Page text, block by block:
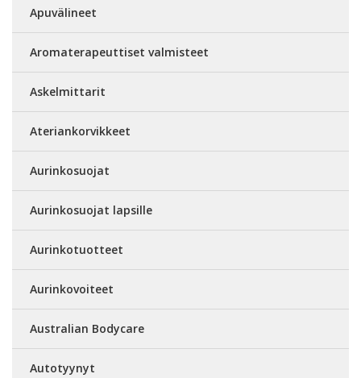
Apuvälineet
Aromaterapeuttiset valmisteet
Askelmittarit
Ateriankorvikkeet
Aurinkosuojat
Aurinkosuojat lapsille
Aurinkotuotteet
Aurinkovoiteet
Australian Bodycare
Autotyynyt